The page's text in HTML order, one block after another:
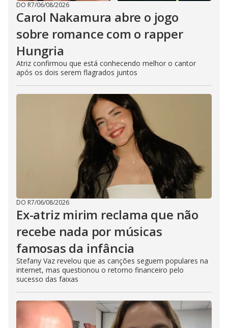
DO R7/06/08/2026
Carol Nakamura abre o jogo
sobre romance com o rapper
Hungria
Atriz confirmou que está conhecendo melhor o cantor
após os dois serem flagrados juntos
DO R7/06/08/2026
Ex-atriz mirim reclama que não
recebe nada por músicas
famosas da infância
Stefany Vaz revelou que as canções seguem populares na
internet, mas questionou o retorno financeiro pelo
sucesso das faixas